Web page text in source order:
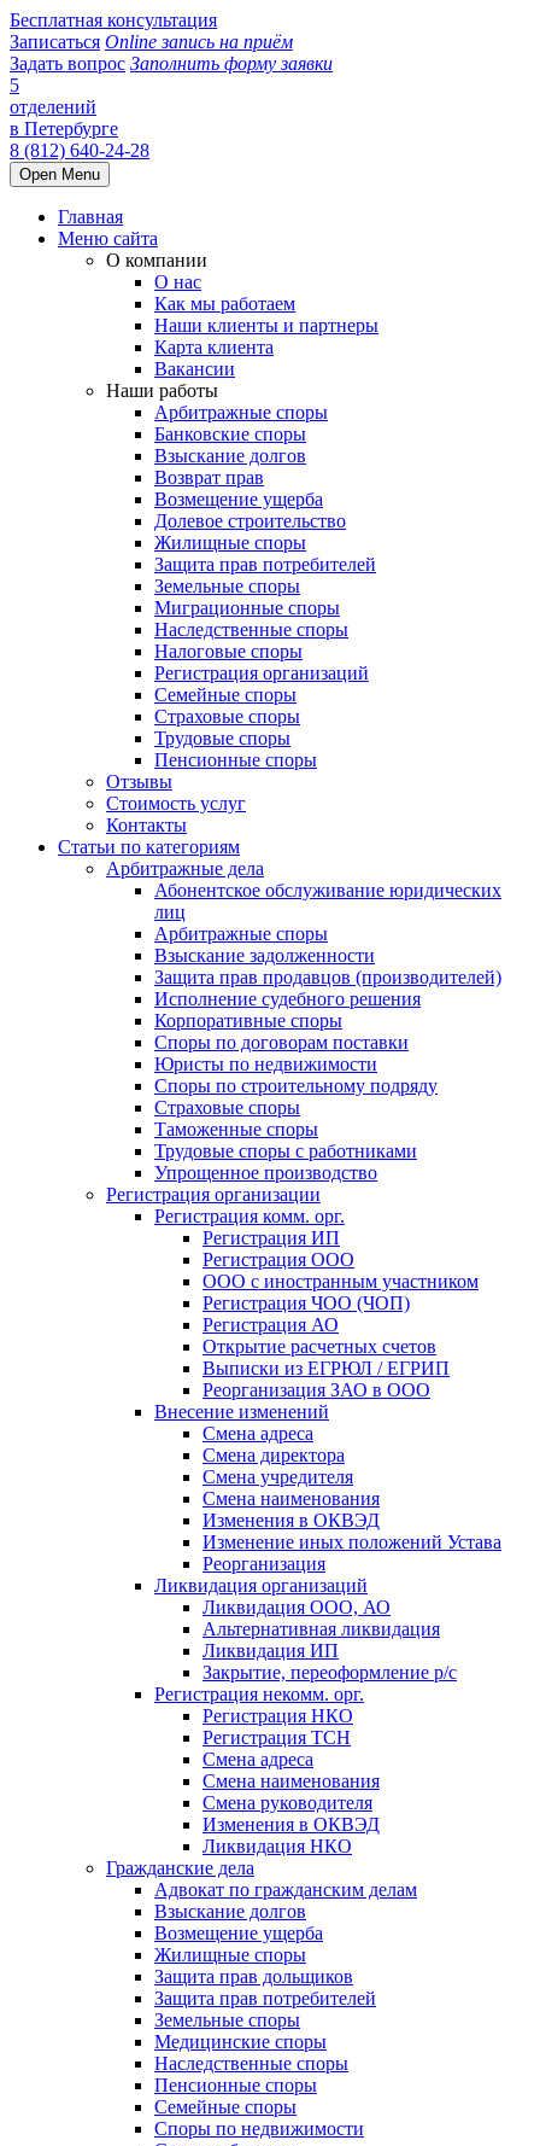
Бесплатная консультация
Записаться Online запись на приём
Задать вопрос Заполнить форму заявки
5
отделений
в Петербурге
8 (812) 640-24-28
Open Menu
Главная
Меню сайта
О компании
О нас
Как мы работаем
Наши клиенты и партнеры
Карта клиента
Вакансии
Наши работы
Арбитражные споры
Банковские споры
Взыскание долгов
Возврат прав
Возмещение ущерба
Долевое строительство
Жилищные споры
Защита прав потребителей
Земельные споры
Миграционные споры
Наследственные споры
Налоговые споры
Регистрация организаций
Семейные споры
Страховые споры
Трудовые споры
Пенсионные споры
Отзывы
Стоимость услуг
Контакты
Статьи по категориям
Арбитражные дела
Абонентское обслуживание юридических
лиц
Арбитражные споры
Взыскание задолженности
Защита прав продавцов (производителей)
Исполнение судебного решения
Корпоративные споры
Споры по договорам поставки
Юристы по недвижимости
Споры по строительному подряду
Страховые споры
Таможенные споры
Трудовые споры с работниками
Упрощенное производство
Регистрация организации
Регистрация комм. орг.
Регистрация ИП
Регистрация ООО
ООО с иностранным участником
Регистрация ЧОО (ЧОП)
Регистрация АО
Открытие расчетных счетов
Выписки из ЕГРЮЛ / ЕГРИП
Реорганизация ЗАО в ООО
Внесение изменений
Смена адреса
Смена директора
Cмена учредителя
Смена наименования
Изменения в ОКВЭД
Изменение иных положений Устава
Реорганизация
Ликвидация организаций
Ликвидация ООО, АО
Альтернативная ликвидация
Ликвидация ИП
Закрытие, переоформление р/с
Регистрация некомм. орг.
Регистрация НКО
Регистрация ТСН
Смена адреса
Смена наименования
Смена руководителя
Изменения в ОКВЭД
Ликвидация НКО
Гражданские дела
Адвокат по гражданским делам
Взыскание долгов
Возмещение ущерба
Жилищные споры
Защита прав дольщиков
Защита прав потребителей
Земельные споры
Медицинские споры
Наследственные споры
Пенсионные споры
Семейные споры
Cпоры по недвижимости